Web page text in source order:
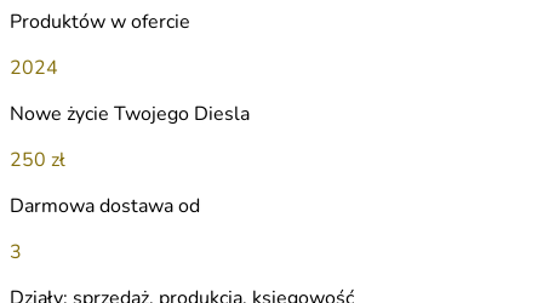
Produktów w ofercie
2024
Nowe życie Twojego Diesla
250 zł
Darmowa dostawa od
3